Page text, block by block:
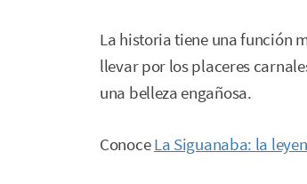
La historia tiene una función
llevar por los placeres
una belleza engañosa.
ConoceLa Siguanaba: la